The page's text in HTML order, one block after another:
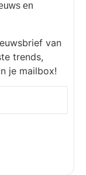
en
van
trends,
je mailbox!